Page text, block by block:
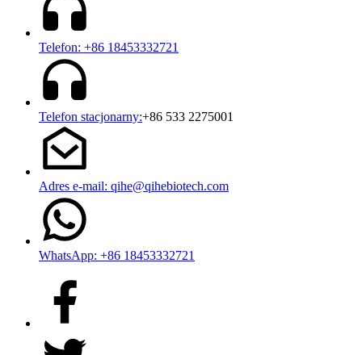
Telefon: +86 18453332721
Telefon stacjonarny:+86 533 2275001
Adres e-mail: qihe@qihebiotech.com
WhatsApp: +86 18453332721